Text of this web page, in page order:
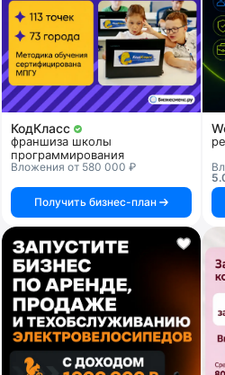
КодКласс
франшиза школы
программирования
Вложения от 580 000 ₽
Получить бизнес-план